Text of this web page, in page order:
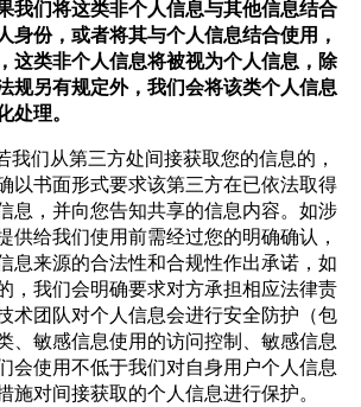
我们将这类非个人信息与其他信息结合
身份，或者将其与个人信息结合使用，
这类非个人信息将被视为个人信息，除
规另有规定外，我们会将该类个人信息
处理。
我们从第三方处间接获取您的信息的，
以书面形式要求该第三方在已依法取得
息，并向您告知共享的信息内容。如涉
供给我们使用前需经过您的明确确认，
息来源的合法性和合规性作出承诺，如
，我们会明确要求对方承担相应法律责
术团队对个人信息会进行安全防护（包
、敏感信息使用的访问控制、敏感信息
会使用不低于我们对自身用户个人信息
施对间接获取的个人信息进行保护。